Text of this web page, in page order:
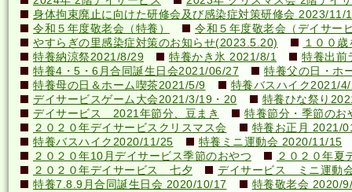
身体拘束廃止に向けた研修会及び感染症対策研修会 2023/11/
令和５年度敬老会（特養）
令和５年度敬老会（デイサー
やすらぎの里感染症対策のお知らせ(2023.5.20)
１００
特養納涼祭2021/8/29
特養かき氷 2021/8/1
特養出前
特養4・5・6月合同誕生日会2021/06/27
特養父の日・ホ
特養母の日＆ホーム喫茶2021/5/9
特養バスハイク2021/
デイサービスゲーム大会2021/3/19・20
特養ひな祭り
デイサービス 2021年節分、豆まき
特養節分・季節の
２０２０年デイサービスクリスマス会
特養お正月 2021/
特養バスハイク2020/11/25
特養ミニ運動会 2020/11/15
２０２０年10月デイサービス季節のおやつ
２０２０年夏
２０２０年デイサービス 七夕
デイサービス ミニ運動
特養7.8.9月合同誕生日会 2020/10/17
特養敬老会 2020/